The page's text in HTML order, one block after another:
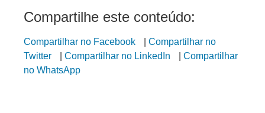
Compartilhe este conteúdo:
Compartilhar no Facebook
Compartilhar no
Twitter
Compartilhar no LinkedIn
Compartilhar
no WhatsApp